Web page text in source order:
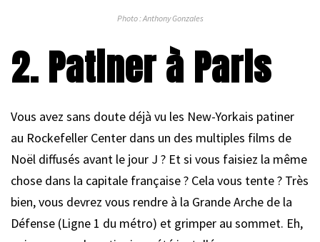
Photo : Anthony Gonzales
2. Patiner à Paris
Vous avez sans doute déjà vu les New-Yorkais patiner
au Rockefeller Center dans un des multiples films de
Noël diffusés avant le jour J ? Et si vous faisiez la même
chose dans la capitale française ? Cela vous tente ? Très
bien, vous devrez vous rendre à la Grande Arche de la
Défense (Ligne 1 du métro) et grimper au sommet. Eh,